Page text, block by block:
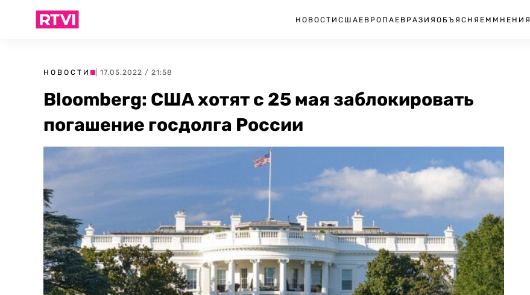
НОВОСТИ США ЕВРОПА ЕВРАЗИЯ ОБЪЯСНЯЕМ МНЕНИЯ
НОВОСТИ | 17.05.2022 / 21:58
Bloomberg: США хотят с 25 мая заблокировать
погашение госдолга России